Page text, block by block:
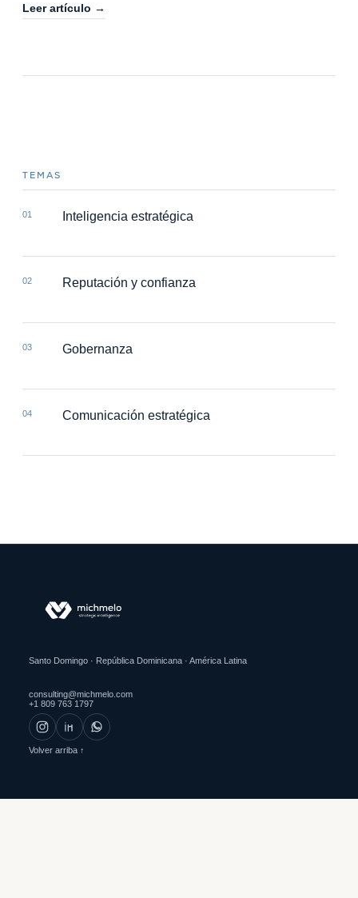
Leer artículo →
TEMAS
01 Inteligencia estratégica
02 Reputación y confianza
03 Gobernanza
04 Comunicación estratégica
Santo Domingo · República Dominicana · América Latina
consulting@michmelo.com
+1 809 763 1797
Volver arriba ↑